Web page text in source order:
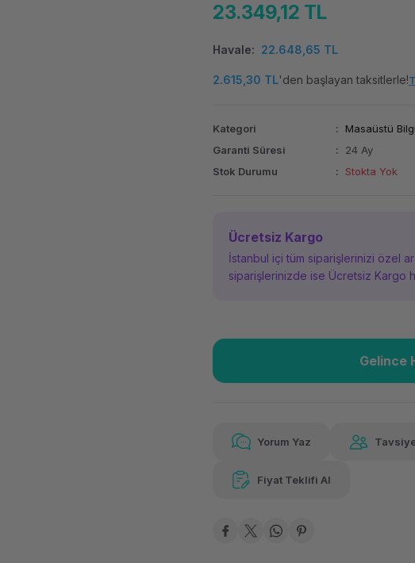
23.349,12 TL
Havale 22.648,65 TL
2.615,30 TL'den başlayan taksitlerle!
Kategori
Masaüstü
Garanti Süresi
24 Ay
Stok Durumu
Stokta Yok
Ücretsiz Kargo
İstanbul içi tüm siparişlerinizi özel
siparişlerinizde ise Ücretsiz Kargo
Güvenilir Alışveriş
Gelince
Yorum Yaz
Fiyat Teklifi Al